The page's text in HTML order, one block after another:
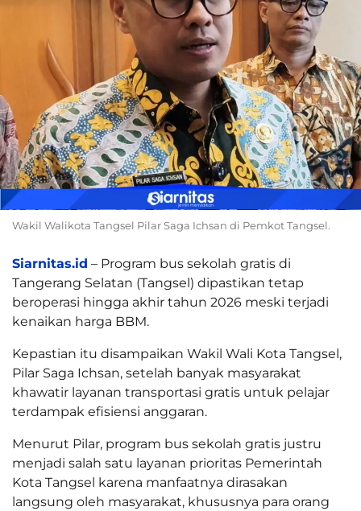
Wakil Walikota Tangsel Pilar Saga Ichsan di Pemkot Tangsel.
Siarnitas.id – Program bus sekolah gratis di
Tangerang Selatan (Tangsel) dipastikan tetap
beroperasi hingga akhir tahun 2026 meski terjadi
kenaikan harga BBM.
Kepastian itu disampaikan Wakil Wali Kota Tangsel,
Pilar Saga Ichsan, setelah banyak masyarakat
khawatir layanan transportasi gratis untuk pelajar
terdampak efisiensi anggaran.
Menurut Pilar, program bus sekolah gratis justru
menjadi salah satu layanan prioritas Pemerintah
Kota Tangsel karena manfaatnya dirasakan
langsung oleh masyarakat, khususnya para orang